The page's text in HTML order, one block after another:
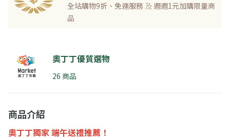
全站購物9折、免運服務 及 週週1元加購限量商
品
奧丁丁優質選物
26 商品
商品介紹
奧丁丁獨家 端午送禮推薦！